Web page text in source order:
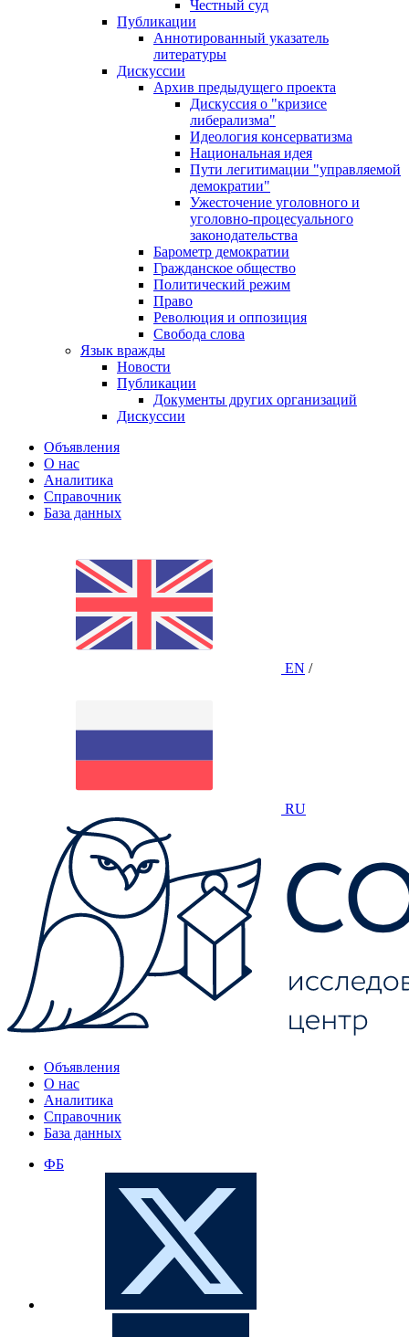
Честный суд
Публикации
Аннотированный указатель
литературы
Дискуссии
Архив предыдущего проекта
Дискуссия о "кризисе
либерализма"
Идеология консерватизма
Национальная идея
Пути легитимации "управляемой
демократии"
Ужесточение уголовного и
уголовно-процесуального
законодательства
Барометр демократии
Гражданское общество
Политический режим
Право
Революция и оппозиция
Свобода слова
Язык вражды
Новости
Публикации
Документы других организаций
Дискуссии
Объявления
О нас
Аналитика
Справочник
База данных
EN /
RU
Объявления
О нас
Аналитика
Справочник
База данных
ФБ